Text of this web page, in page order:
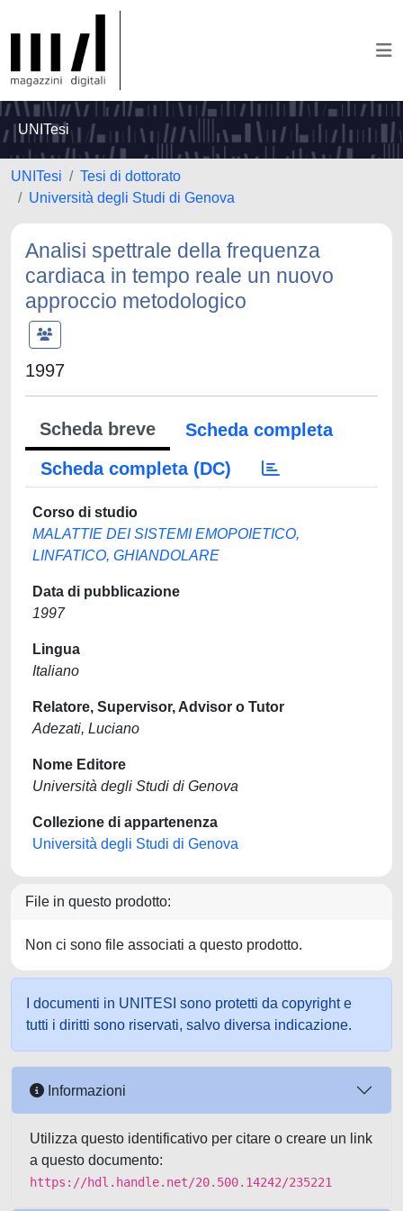
UNITesi
UNITesi
Tesi di dottorato
Università degli Studi di Genova
Analisi spettrale della frequenza
cardiaca in tempo reale un nuovo
approccio metodologico
1997
Scheda breve
Scheda completa
Scheda completa (DC)
Corso di studio
MALATTIE DEI SISTEMI EMOPOIETICO,
LINFATICO, GHIANDOLARE
Data di pubblicazione
1997
Lingua
Italiano
Relatore, Supervisor, Advisor o Tutor
Adezati, Luciano
Nome Editore
Università degli Studi di Genova
Collezione di appartenenza
Università degli Studi di Genova
File in questo prodotto:
Non ci sono file associati a questo prodotto.
I documenti in UNITESI sono protetti da copyright e
tutti i diritti sono riservati, salvo diversa indicazione.
Informazioni
Utilizza questo identificativo per citare o creare un link
a questo documento:
https://hdl.handle.net/20.500.14242/235221